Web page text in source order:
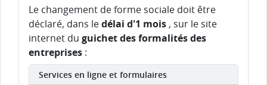
Le changement de forme sociale doit être
déclaré, dans ledélai d'1 mois , sur le site
internet du guichet des formalités des
entreprises :
Services en ligne et formulaires